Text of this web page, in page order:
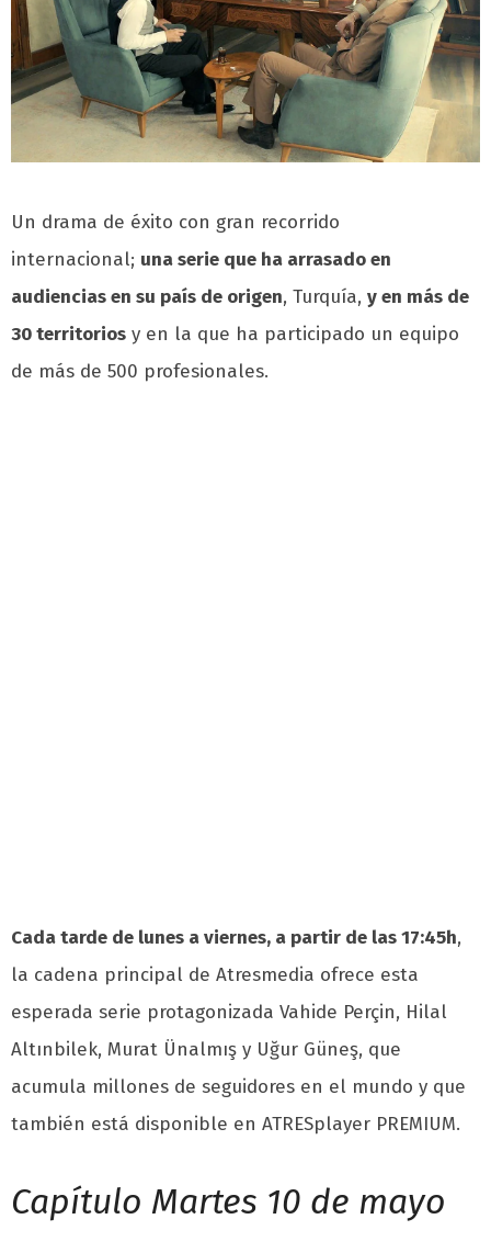
Un drama de éxito con gran recorrido
internacional; una serie que ha arrasado en
audiencias en su país de origen, Turquía, y en más de
30 territorios y en la que ha participado un equipo
de más de 500 profesionales.
Cada tarde de lunes a viernes, a partir de las 17:45h,
la cadena principal de Atresmedia ofrece esta
esperada serie protagonizada Vahide Perçin, Hilal
Altınbilek, Murat Ünalmış y Uğur Güneş, que
acumula millones de seguidores en el mundo y que
también está disponible en ATRESplayer PREMIUM.
Capítulo Martes 10 de mayo